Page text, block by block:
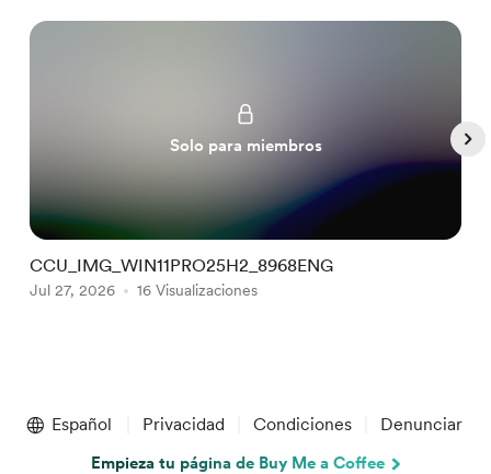
Solo para miembros
CCU_IMG_WIN11PRO25H2_8968ENG
Jul 27, 2026 16 Visualizaciones
of
Español Privacidad Condiciones Denunciar
Empieza tu página de Buy Me a Coffee